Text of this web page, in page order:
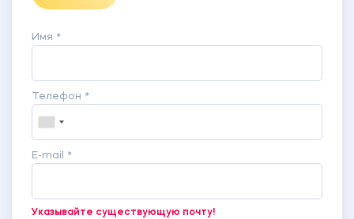
Имя *
Телефон *
E-mail *
Указывайте существующую почту!